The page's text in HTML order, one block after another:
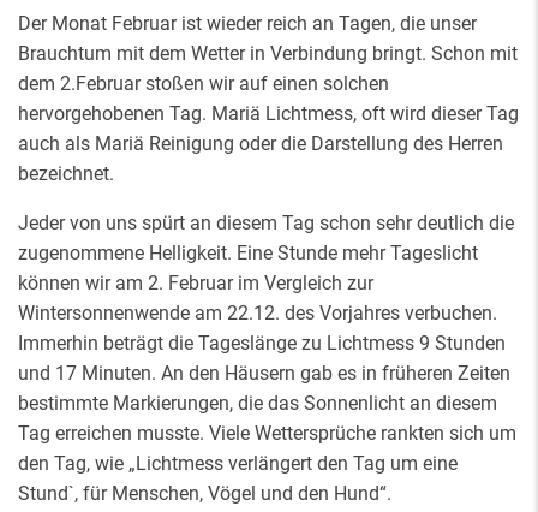
Der Monat Februar ist wieder reich an Tagen, die unser
Brauchtum mit dem Wetter in Verbindung bringt. Schon mit
dem 2.Februar stoßen wir auf einen solchen
hervorgehobenen Tag. Mariä Lichtmess, oft wird dieser Tag
auch als Mariä Reinigung oder die Darstellung des Herren
bezeichnet.
Jeder von uns spürt an diesem Tag schon sehr deutlich die
zugenommene Helligkeit. Eine Stunde mehr Tageslicht
können wir am 2. Februar im Vergleich zur
Wintersonnenwende am 22.12. des Vorjahres verbuchen.
Immerhin beträgt die Tageslänge zu Lichtmess 9 Stunden
und 17 Minuten. An den Häusern gab es in früheren Zeiten
bestimmte Markierungen, die das Sonnenlicht an diesem
Tag erreichen musste. Viele Wettersprüche rankten sich um
den Tag, wie „Lichtmess verlängert den Tag um eine
Stund`, für Menschen, Vögel und den Hund“.